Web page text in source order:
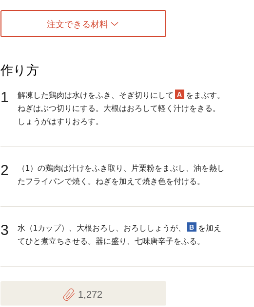
注文できる材料
作り方
1 解凍した鶏肉は水けをふき、そぎ切りにして A
をまぶす。
ねぎはぶつ切りにする。大根はおろして軽く汁けをきる。
しょうがはすりおろす。
2
（1）の鶏肉は汁けをふき取り、片栗粉をまぶし、油を熱し
たフライパンで焼く。ねぎを加えて焼き色を付ける。
3 水（1カップ）、大根おろし、おろししょうが、 B
を加え
てひと煮立ちさせる。器に盛り、七味唐辛子をふる。
1,272